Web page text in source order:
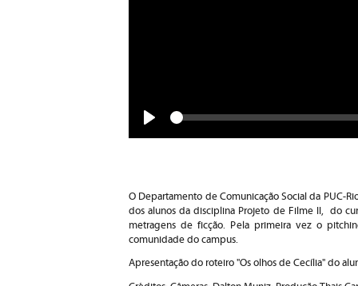
Seek
O Departamento de Comunicação Social da PUC-
dos alunos da disciplina Projeto de Filme II, do
metragens de ficção. Pela primeira vez o
comunidade do campus.
Apresentação do roteiro "Os olhos de Cecília" do